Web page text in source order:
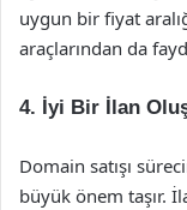
uygun bir fiyat
araçlarından da
4. İyi Bir İlan
Domain satışı
büyük önem taşır.